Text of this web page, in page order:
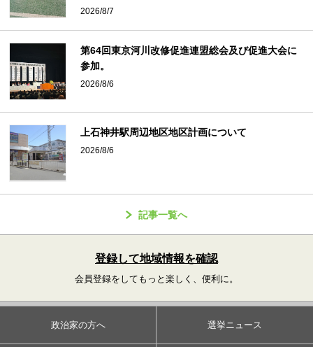
2026/8/7
第64回東京河川改修促進連盟総会及び促進大会に
参加。
2026/8/6
上石神井駅周辺地区地区計画について
2026/8/6
記事一覧へ
登録して地域情報を確認
会員登録をしてもっと楽しく、便利に。
政治家の方へ 選挙ニュース